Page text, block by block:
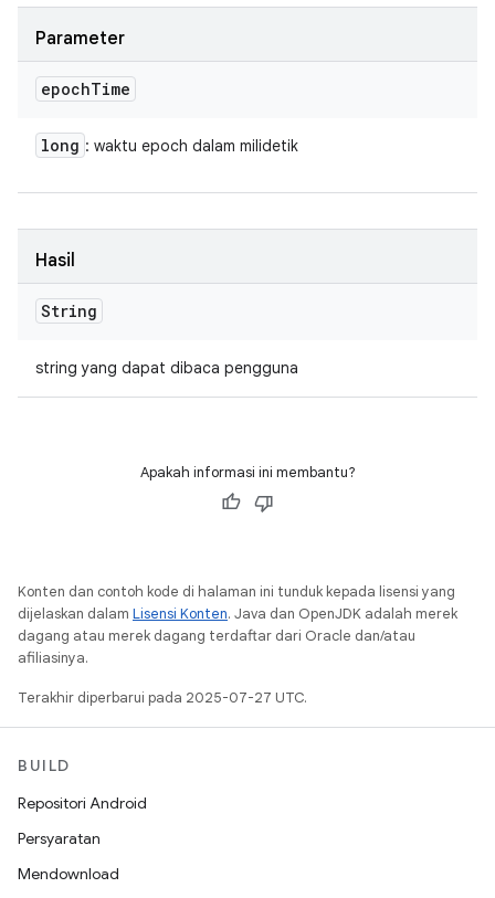
Parameter
epochTime
long : waktu epoch dalam milidetik
Hasil
String
string yang dapat dibaca pengguna
Apakah informasi ini membantu?
Konten dan contoh kode di halaman ini tunduk kepada lisensi yang
dijelaskan dalam Lisensi Konten. Java dan OpenJDK adalah merek
dagang atau merek dagang terdaftar dari Oracle dan/atau
afiliasinya.
Terakhir diperbarui pada 2025-07-27 UTC.
BUILD
Repositori Android
Persyaratan
Mendownload